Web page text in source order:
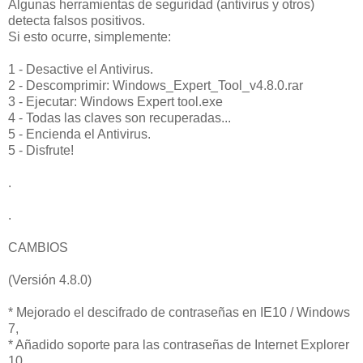
Algunas herramientas de seguridad (antivirus y otros)
detecta falsos positivos.
Si esto ocurre, simplemente:
1 - Desactive el Antivirus.
2 - Descomprimir: Windows_Expert_Tool_v4.8.0.rar
3 - Ejecutar: Windows Expert tool.exe
4 - Todas las claves son recuperadas...
5 - Encienda el Antivirus.
5 - Disfrute!
.
.
CAMBIOS
(Versión 4.8.0)
* Mejorado el descifrado de contraseñas en IE10 / Windows
7,
* Añadido soporte para las contraseñas de Internet Explorer